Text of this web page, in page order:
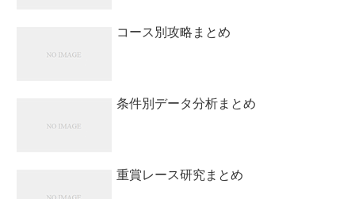
コース別攻略まとめ
条件別データ分析まとめ
重賞レース研究まとめ